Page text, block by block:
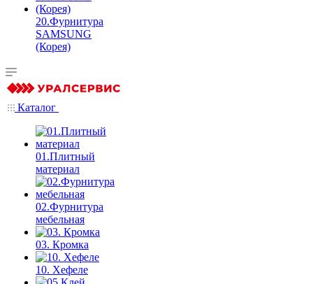
20.Фурнитура
SAMSUNG
(Корея)
Каталог
01.Плитный
материал
02.Фурнитура
мебельная
03. Кромка
10. Хефеле